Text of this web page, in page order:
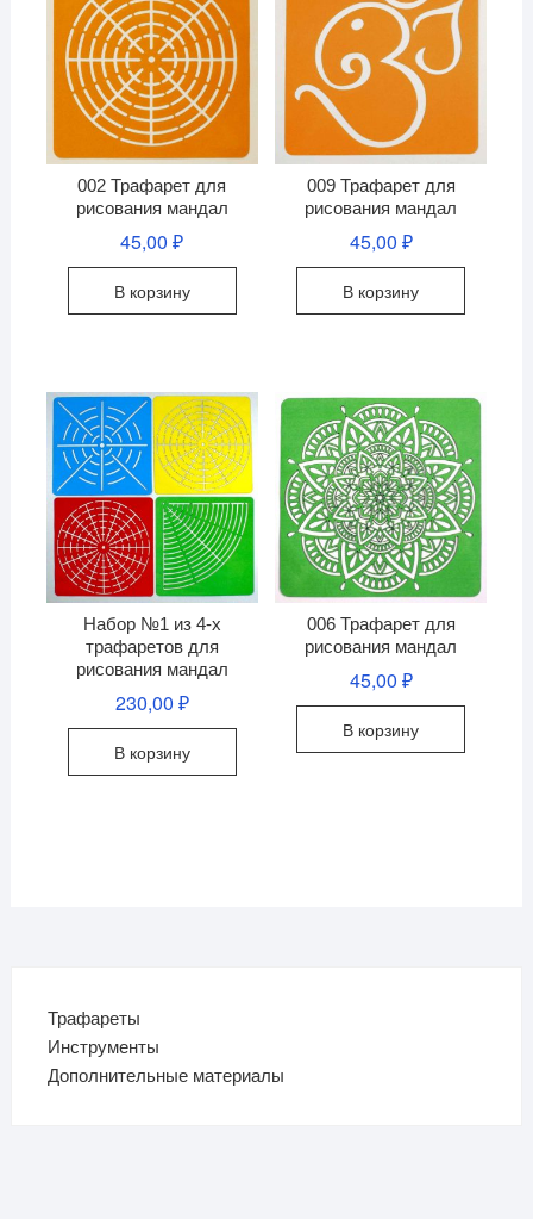
002 Трафарет для
рисования мандал
45,00₽
В корзину
009 Трафарет для
рисования мандал
45,00 ₽
В корзину
Набор №1 из 4-х
трафаретов для
рисования мандал
230,00 ₽
В корзину
006 Трафарет для
рисования мандал
45,00 ₽
В корзину
Трафареты
Инструменты
Дополнительные материалы